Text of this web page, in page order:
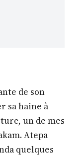
de son
sa haine à
un de mes
Atepa
quelques